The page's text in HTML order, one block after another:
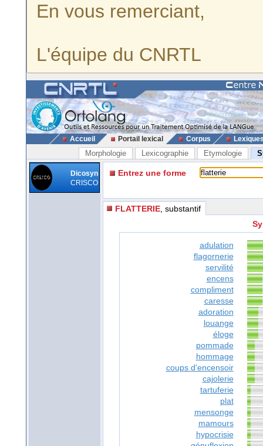
En vous remerciant,
L'équipe du CNRTL
Accueil Portail lexical Corpus
Morphologie Lexicographie Etymologie
Dicosyn
CRISCO
Entrez une forme
FLATTERIE , substantif
adulation
flagornerie
servilité
encens
compliment
caresse
adoration
louange
éloge
pommade
hommage
coups d'encensoir
cajolerie
tartuferie
plat
mensonge
mamours
hypocrisie